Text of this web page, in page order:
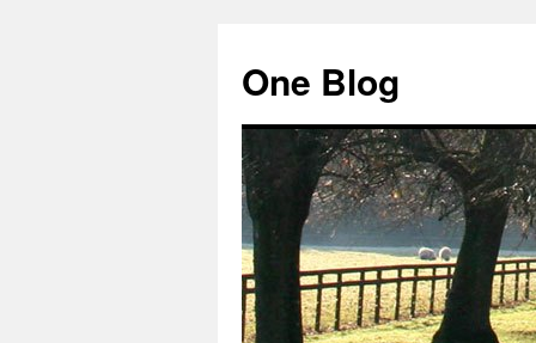
正
文
One Blog